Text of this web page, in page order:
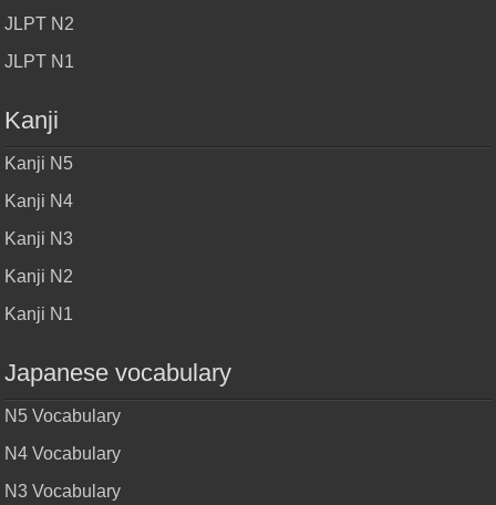
JLPT N2
JLPT N1
Kanji
Kanji N5
Kanji N4
Kanji N3
Kanji N2
Kanji N1
Japanese vocabulary
N5 Vocabulary
N4 Vocabulary
N3 Vocabulary